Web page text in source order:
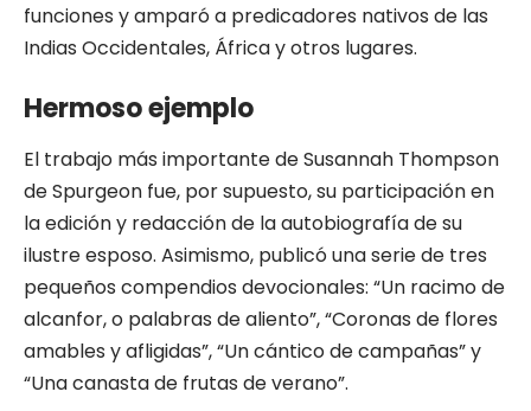
funciones y amparó a predicadores nativos de las
Indias Occidentales, África y otros lugares.
Hermoso ejemplo
El trabajo más importante de Susannah Thompson
de Spurgeon fue, por supuesto, su participación en
la edición y redacción de la autobiografía de su
ilustre esposo. Asimismo, publicó una serie de tres
pequeños compendios devocionales: “Un racimo de
alcanfor, o palabras de aliento”, “Coronas de flores
amables y afligidas”, “Un cántico de campañas” y
“Una canasta de frutas de verano”.